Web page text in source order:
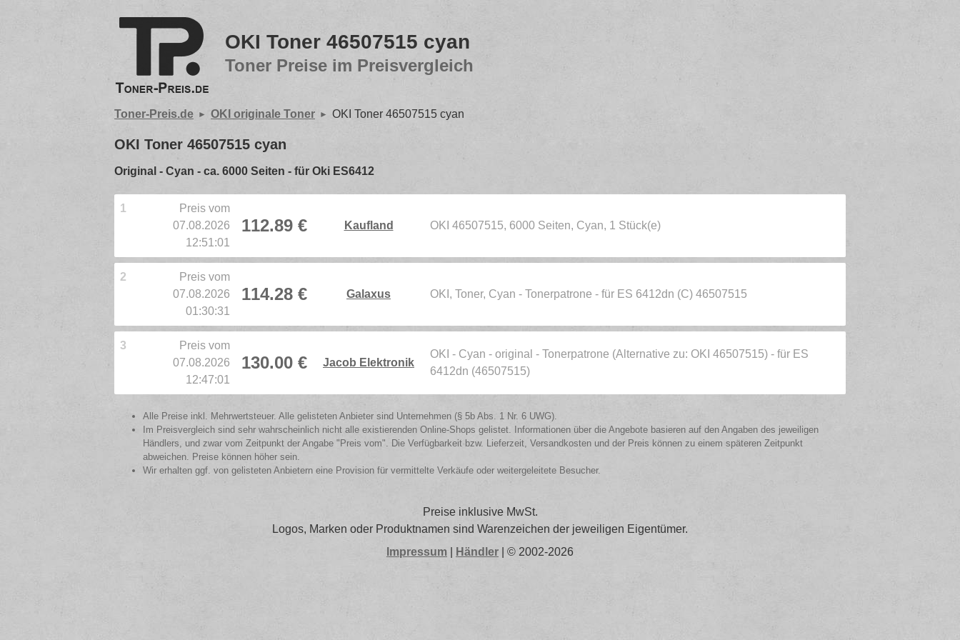
OKI Toner 46507515 cyan
Toner Preise im Preisvergleich
Toner-Preis.de OKI originale Toner OKI Toner 46507515 cyan
OKI Toner 46507515 cyan
Original - Cyan - ca. 6000 Seiten - für Oki ES6412
1
Preis vom
07.08.2026
12:51:01
112.89 € Kaufland OKI 46507515, 6000 Seiten, Cyan, 1 Stück(e)
2
Preis vom
07.08.2026
01:30:31
114.28 € Galaxus OKI, Toner, Cyan - Tonerpatrone - für ES 6412dn (C) 46507515
3
Preis vom
07.08.2026
12:47:01
130.00 € Jacob Elektronik
OKI - Cyan - original - Tonerpatrone (Alternative zu: OKI 46507515) - für ES
6412dn (46507515)
Alle Preise inkl. Mehrwertsteuer. Alle gelisteten Anbieter sind Unternehmen (§ 5b Abs. 1 Nr. 6 UWG).
Im Preisvergleich sind sehr wahrscheinlich nicht alle existierenden Online-Shops gelistet. Informationen über die Angebote basieren auf den Angaben des jeweiligen
Händlers, und zwar vom Zeitpunkt der Angabe "Preis vom". Die Verfügbarkeit bzw. Lieferzeit, Versandkosten und der Preis können zu einem späteren Zeitpunkt
abweichen. Preise können höher sein.
Wir erhalten ggf. von gelisteten Anbietern eine Provision für vermittelte Verkäufe oder weitergeleitete Besucher.
Preise inklusive MwSt.
Logos, Marken oder Produktnamen sind Warenzeichen der jeweiligen Eigentümer.
Impressum
Händler | © 2002-2026